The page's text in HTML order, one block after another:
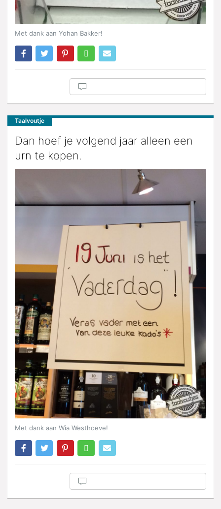
Met dank aan Yohan Bakker!
Taalvoutje
Dan hoef je volgend jaar alleen een
urn te kopen.
Met dank aan Wia Westhoeve!